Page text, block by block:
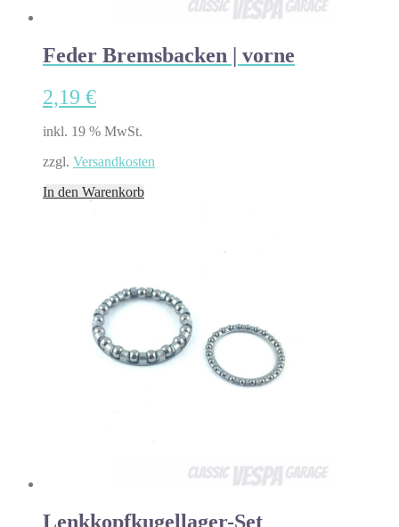
Feder Bremsbacken | vorne
2,19 €
inkl. 19 % MwSt.
zzgl. Versandkosten
In den Warenkorb
Lenkkopfkugellager-Set